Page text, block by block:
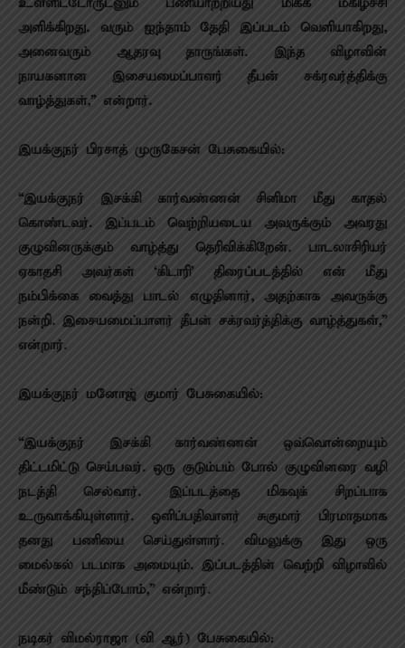
உள்ளிட்டோருடனும் பணியாற்றியது மிக்க மகிழ்ச்சி
அளிக்கிறது. வரும் ஐந்தாம் தேதி இப்படம் வெளியாகிறது,
அனைவரும் ஆதரவு தாருங்கள். இந்த விழாவின்
நாயகனான இசையமைப்பாளர் தீபன் சக்ரவர்த்திக்கு
வாழ்த்துகள்,” என்றார்.
இயக்குநர் பிரசாத் முருகேசன் பேசுகையில்:
“இயக்குநர் இசக்கி கார்வண்ணன் சினிமா மீது காதல்
கொண்டவர். இப்படம் வெற்றியடைய அவருக்கும் அவரது
குழுவினருக்கும் வாழ்த்து தெரிவிக்கிறேன். பாடலாசிரியர்
ஏகாதசி அவர்கள் ‘கிடாரி’ திரைப்படத்தில் என் மீது
நம்பிக்கை வைத்து பாடல் எழுதினார், அதற்காக அவருக்கு
நன்றி. இசையமைப்பாளர் தீபன் சக்ரவர்த்திக்கு வாழ்த்துகள்,”
என்றார்.
இயக்குநர் மனோஜ் குமார் பேசுகையில்:
“இயக்குநர் இசக்கி கார்வண்ணன் ஒவ்வொன்றையும்
திட்டமிட்டு செய்பவர். ஒரு குடும்பம் போல் குழுவினரை வழி
நடத்தி செல்வார். இப்படத்தை மிகவுக் சிறப்பாக
உருவாக்கியுள்ளார். ஒளிப்பதிவாளர் சுகுமார் பிரமாதமாக
தனது பணியை செய்துள்ளார். விமலுக்கு இது ஒரு
மைல்கல் படமாக அமையும். இப்படத்தின் வெற்றி விழாவில்
மீண்டும் சந்திப்போம்,” என்றார்.
நடிகர் விமல்ராஜா (வி ஆர்) பேசுகையில்: